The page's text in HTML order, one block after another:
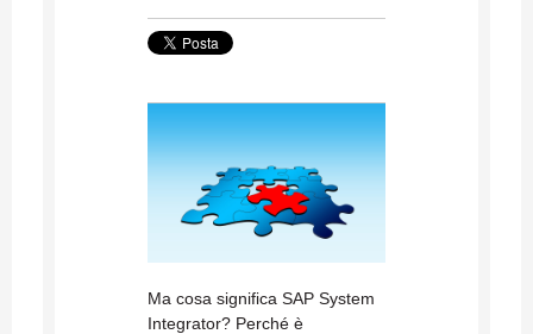
Ma cosa significa SAP System
Integrator? Perché è